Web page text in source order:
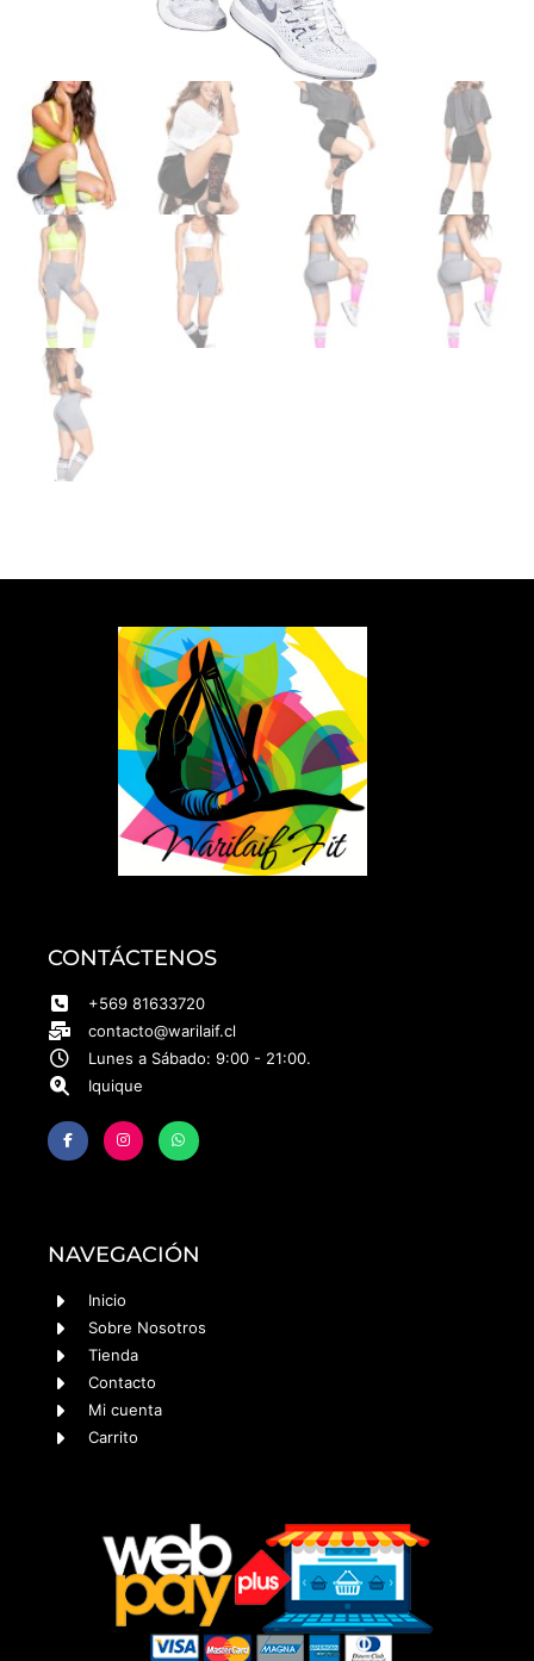
CONTÁCTENOS
+569 81633720
contacto@warilaif.cl
Lunes a Sábado: 9:00 - 21:00.
Iquique
NAVEGACIÓN
Inicio
Sobre Nosotros
Tienda
Contacto
Mi cuenta
Carrito